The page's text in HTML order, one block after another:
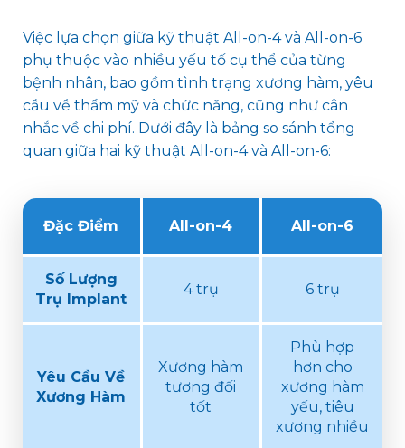
Việc lựa chọn giữa kỹ thuật All-on-4 và All-on-6
phụ thuộc vào nhiều yếu tố cụ thể của từng
bệnh nhân, bao gồm tình trạng xương hàm, yêu
cầu về thẩm mỹ và chức năng, cũng như cân
nhắc về chi phí. Dưới đây là bảng so sánh tổng
quan giữa hai kỹ thuật All-on-4 và All-on-6:
Đặc Điểm All-on-4 All-on-6
Số Lượng
Trụ Implant
4 trụ 6 trụ
Yêu Cầu Về
Xương Hàm
Xương hàm
tương đối
tốt
Phù hợp
hơn cho
xương hàm
yếu, tiêu
xương nhiều